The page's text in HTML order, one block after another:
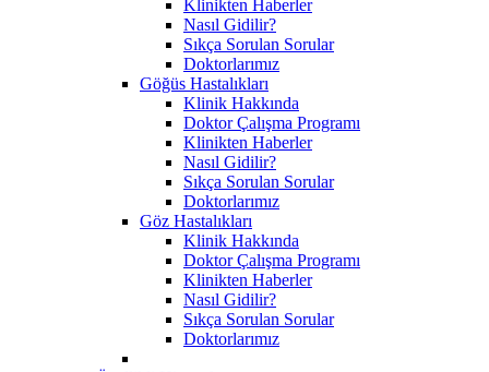
Klinikten Haberler
Nasıl Gidilir?
Sıkça Sorulan Sorular
Doktorlarımız
Göğüs Hastalıkları
Klinik Hakkında
Doktor Çalışma Programı
Klinikten Haberler
Nasıl Gidilir?
Sıkça Sorulan Sorular
Doktorlarımız
Göz Hastalıkları
Klinik Hakkında
Doktor Çalışma Programı
Klinikten Haberler
Nasıl Gidilir?
Sıkça Sorulan Sorular
Doktorlarımız